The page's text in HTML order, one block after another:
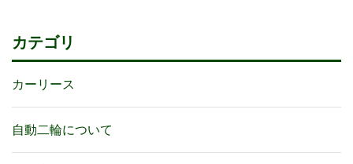
カテゴリ
カーリース
自動二輪について